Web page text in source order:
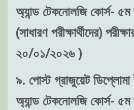
অ্যান্ড টেকনোলজি কোর্স- ৫ম
(সাধারণ পরীক্ষার্থীদের)
২০/০১/২০২৬ )
৯. পোস্ট গ্রাজুয়েট ডিপ্লোমা
অ্যান্ড টেকনোলজি কোর্স- ৫ম